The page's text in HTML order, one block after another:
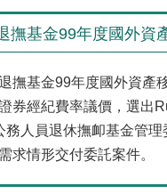
撫基金99年度國外資
撫基金99年度國外資產
券經紀費率議價，選出
務人員退休撫卹基金管
求情形交付委託案件。